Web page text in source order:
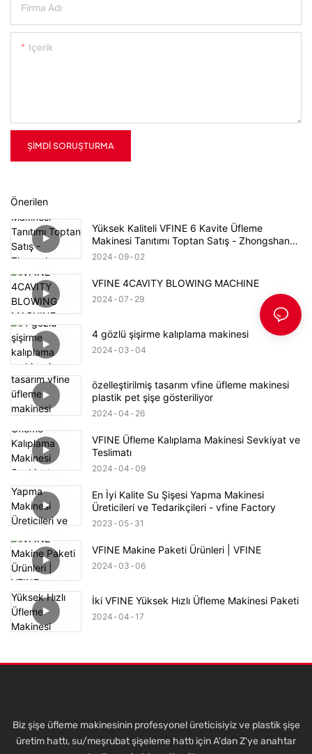
Firma Adı
Içerik
ŞIMDI SORUŞTURMA
Önerilen
Yüksek Kaliteli VFINE 6 Kavite Üfleme
Makinesi Tanıtımı Toptan Satış - Zhongshan
Vfine Machinery Co., Ltd
2024 09 02
VFINE 4CAVITY BLOWING MACHINE
2024 07 29
4 gözlü şişirme kalıplama makinesi
2024 03 04
özelleştirilmiş tasarım vfine üfleme makinesi
plastik pet şişe gösteriliyor
2024 04 26
VFINE Üfleme Kalıplama Makinesi Sevkiyat ve
Teslimatı
2024 04 09
En İyi Kalite Su Şişesi Yapma Makinesi
Üreticileri ve Tedarikçileri - vfine Factory
2023 05 31
VFINE Makine Paketi Ürünleri | VFINE
2024 03 06
İki VFINE Yüksek Hızlı Üfleme Makinesi Paketi
2024 04 17
Biz şişe üfleme makinesinin profesyonel üreticisiyiz ve plastik şişe
üretim hattı, su/meşrubat şişeleme hattı için A'dan Z'ye anahtar